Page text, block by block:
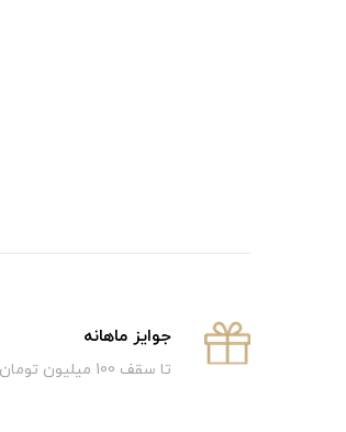
جوایز ماهانه
تا سقف 100 میلیون تومان